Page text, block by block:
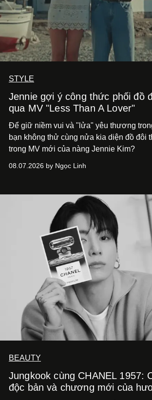
STYLE
Jennie gợi ý công thức phối đồ
qua MV "Less Than A Lover"
Để giữ niềm vui và "lửa" yêu thương
bạn không thử cùng nửa kia diện đồ đôi
trong MV mới của nàng Jennie Kim?
08.07.2026 by Ngọc Linh
BEAUTY
Jungkook cùng CHANEL 1957:
độc bản và chương mới của